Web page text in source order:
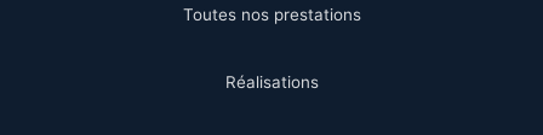
Toutes nos prestations
Réalisations